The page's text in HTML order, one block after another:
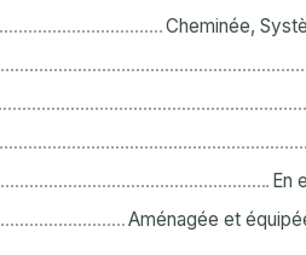
Cheminée,
En
Aménagée et